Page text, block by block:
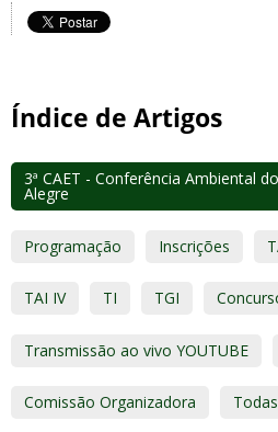
Índice de Artigos
3ª CAET - Conferência Ambiental
Alegre
Programação Inscrições
TAI IV TI TGI
Transmissão ao vivo YOUTUBE
Comissão Organizadora